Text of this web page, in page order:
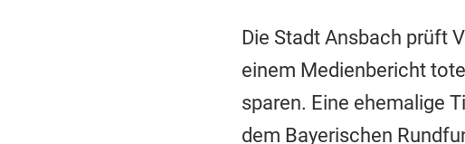
Die Stadt Ansbach prüft
einem Medienbericht
sparen. Eine ehemalige
dem Bayerischen